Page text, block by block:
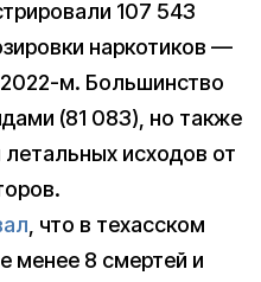
107 543
наркотиков —
м. Большинство
(81 083), но также
исходов от
, что в техасском
менее 8 смертей и